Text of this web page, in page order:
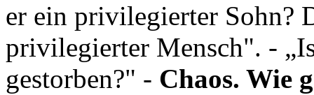
er ein privilegierter Sohn?
privilegierter Mensch". -
gestorben?" - Chaos. Wie